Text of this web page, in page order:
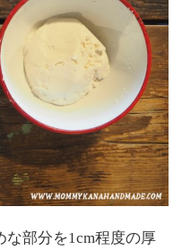
部分を1cm程度の厚